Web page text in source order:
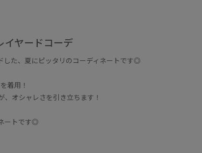
イヤードコーデ
した、夏にピッタリのコーディネートです◎
着用！
オシャレさを引き立ちます！
ートです◎